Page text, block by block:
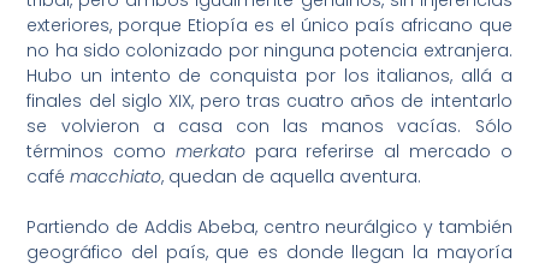
exteriores, porque Etiopía es el único país africano que
no ha sido colonizado por ninguna potencia extranjera.
Hubo un intento de conquista por los italianos, allá a
finales del siglo XIX, pero tras cuatro años de intentarlo
se volvieron a casa con las manos vacías. Sólo
términos como merkatopara referirse al mercado o
cafémacchiato, quedan de aquella aventura.
Partiendo de Addis Abeba, centro neurálgico y también
geográfico del país, que es donde llegan la mayoría